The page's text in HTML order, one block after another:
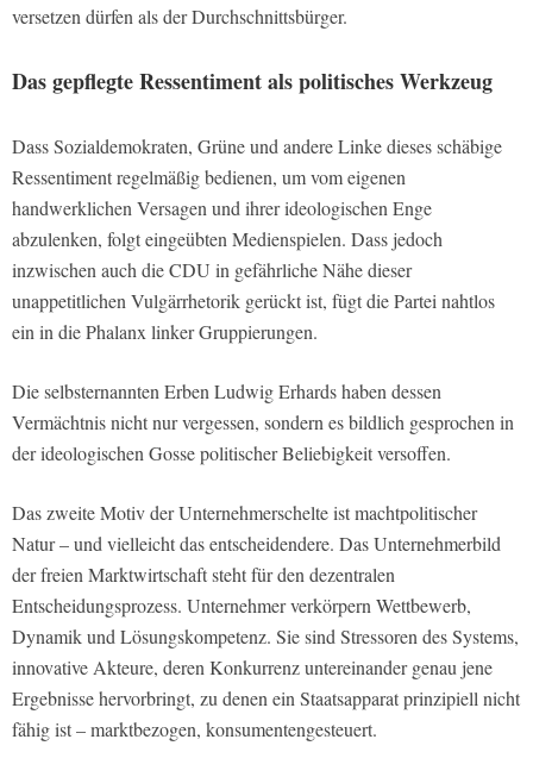
versetzen dürfen als der Durchschnittsbürger.
Das gepflegte Ressentiment als politisches Werkzeug
Dass Sozialdemokraten, Grüne und andere Linke dieses schäbige
Ressentiment regelmäßig bedienen, um vom eigenen
handwerklichen Versagen und ihrer ideologischen Enge
abzulenken, folgt eingeübten Medienspielen. Dass jedoch
inzwischen auch die CDU in gefährliche Nähe dieser
unappetitlichen Vulgärrhetorik gerückt ist, fügt die Partei nahtlos
ein in die Phalanx linker Gruppierungen.
Die selbsternannten Erben Ludwig Erhards haben dessen
Vermächtnis nicht nur vergessen, sondern es bildlich gesprochen in
der ideologischen Gosse politischer Beliebigkeit versoffen.
Das zweite Motiv der Unternehmerschelte ist machtpolitischer
Natur – und vielleicht das entscheidendere. Das Unternehmerbild
der freien Marktwirtschaft steht für den dezentralen
Entscheidungsprozess. Unternehmer verkörpern Wettbewerb,
Dynamik und Lösungskompetenz. Sie sind Stressoren des Systems,
innovative Akteure, deren Konkurrenz untereinander genau jene
Ergebnisse hervorbringt, zu denen ein Staatsapparat prinzipiell nicht
fähig ist – marktbezogen, konsumentengesteuert.